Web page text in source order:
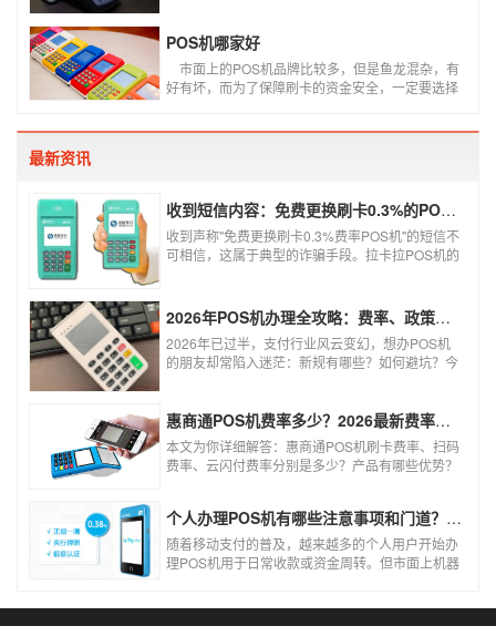
选择大POS机。6，个人使用的POS机，系统要支
持商户智能切换智能匹配。7，必须是标准类商户
不可以跳类别或者跳区域。8，了解自己的需求选
POS机哪家好
​ 市面上的POS机品牌比较多，但是鱼龙混杂，有
好有坏，而为了保障刷卡的资金安全，一定要选择
最新资讯
收到短信内容：免费更换刷卡0.3%的POS机，可以相信吗？
收到声称"免费更换刷卡0.3%费率POS机"的短信不
可相信，这属于典型的诈骗手段。拉卡拉POS机的
风险。以下结合权威信息分析原因及应对建议：2026年POS机办理全攻略：费率、政策、避坑一篇讲清
2026年已过半，支付行业风云变幻，想办POS机
的朋友却常陷入迷茫：新规有哪些？如何避坑？今
使用！
惠商通POS机费率多少？2026最新费率标准及办理全攻略
本文为你详细解答：惠商通POS机刷卡费率、扫码
费率、云闪付费率分别是多少？产品有哪些优势？
个人办理POS机有哪些注意事项和门道？（2026最新避坑指南）
随着移动支付的普及，越来越多的个人用户开始办
理POS机用于日常收款或资金周转。但市面上机器